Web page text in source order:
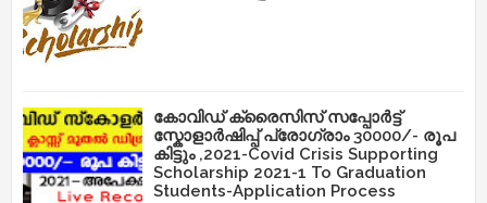
കോവിഡ് ക്രൈസിസ് സപ്പോർട്ട്
സ്കോളാർഷിപ്പ് പ്രോഗ്രാം 30000/- രൂപ
കിട്ടും ,2021-Covid Crisis Supporting
Scholarship 2021-1 To Graduation
Students-Application Process